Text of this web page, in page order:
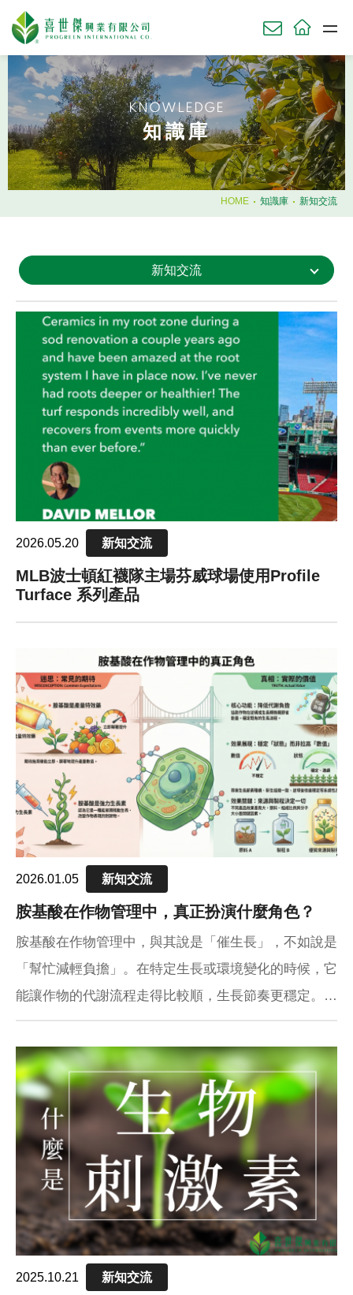
關於我們
草坪產品 TURF
農業產品
園藝產品
技術服務
pH值量表 PH
代理品牌
網站地圖
Facebook
KNOWLEDGE
知識庫
HOME 知識庫 新知交流
新知交流
2026.05.20 新知交流
MLB波士頓紅襪隊主場芬威球場使用Profile
Turface 系列產品
2026.01.05 新知交流
胺基酸在作物管理中，真正扮演什麼角色？
胺基酸在作物管理中，與其說是「催生長」，不如說是
「幫忙減輕負擔」。在特定生長或環境變化的時候，它
能讓作物的代謝流程走得比較順，生長節奏更穩定。實
務上，農民感受到的多半不是產量突然暴增，而是作物
比較肯長、恢復比較快。至於好不好用，往往和原料來
源與製程有很大關係。
2025.10.21 新知交流